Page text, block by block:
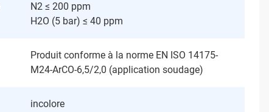
N2 ≤ 200 ppm
H2O (5 bar) ≤ 40 ppm
Produit conforme à la norme EN ISO 14175-
M24-ArCO-6,5/2,0 (application soudage)
incolore